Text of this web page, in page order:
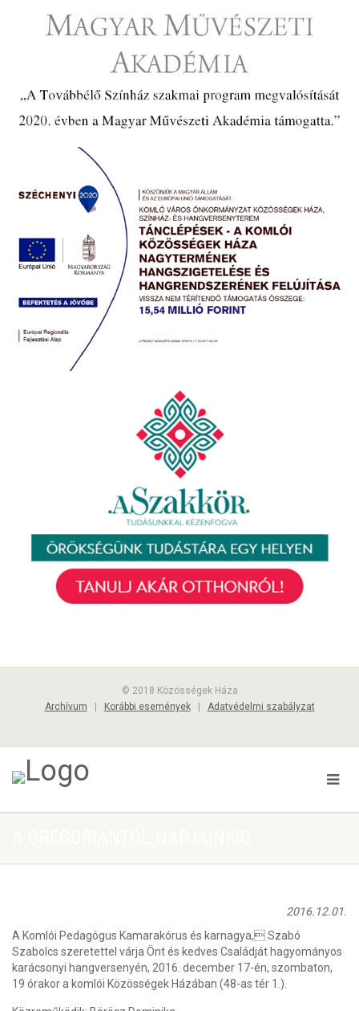
© 2018 Közösségek Háza
Archívum
Korábbi események| Adatvédelmi szabályzat
2016.12.01.
A Komlói Pedagógus Kamarakórus és karnagya, Szabó
Szabolcs szeretettel várja Önt és kedves Családját hagyományos
karácsonyi hangversenyén, 2016. december 17-én, szombaton,
19 órakor a komlói Közösségek Házában (48-as tér 1.).